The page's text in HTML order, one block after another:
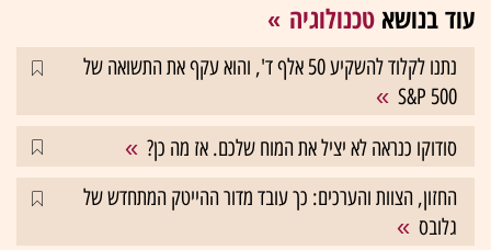
עוד בנושא טכנולוגיה
נתנו לקלוד להשקיע 50 אלף ד', והוא עקף את התשואה של
S&P 500
סודוקו כנראה לא יציל את המוח שלכם. אז מה כן?
החזון, הצוות והערכים: כך עובד מדור ההייטק המתחדש של
גלובס